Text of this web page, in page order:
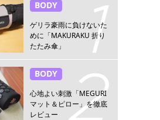
BODY
ゲリラ豪雨に負けないた
めに「MAKURAKU 折り
たたみ傘」
BODY
心地よい刺激「MEGURI
マット＆ピロー」を徹底
レビュー